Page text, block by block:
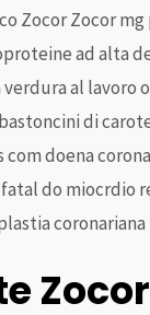
Zocor Zocor
ad alta
al lavoro
di
doena
do miocrdio